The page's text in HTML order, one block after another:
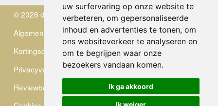
uw surfervaring op onze website te
verbeteren, om gepersonaliseerde
inhoud en advertenties te tonen, om
ons websiteverkeer te analyseren en
om te begrijpen waar onze
bezoekers vandaan komen.
Ik ga akkoord
Ik weiger
© 2026 de Zwerver
Algemene Voorwaarden
Kortingscode
Privacyverklaring
Reviewbeleid